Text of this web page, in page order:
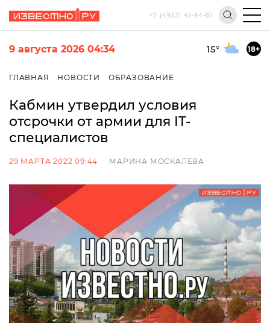
+7 (4932) 41-94-81
9 августа 2026 04:34 15° 18+
ГЛАВНАЯ НОВОСТИ ОБРАЗОВАНИЕ
Кабмин утвердил условия
отсрочки от армии для IT-
специалистов
29 МАРТА 2022 09:44 МАРИНА МОСКАЛЕВА